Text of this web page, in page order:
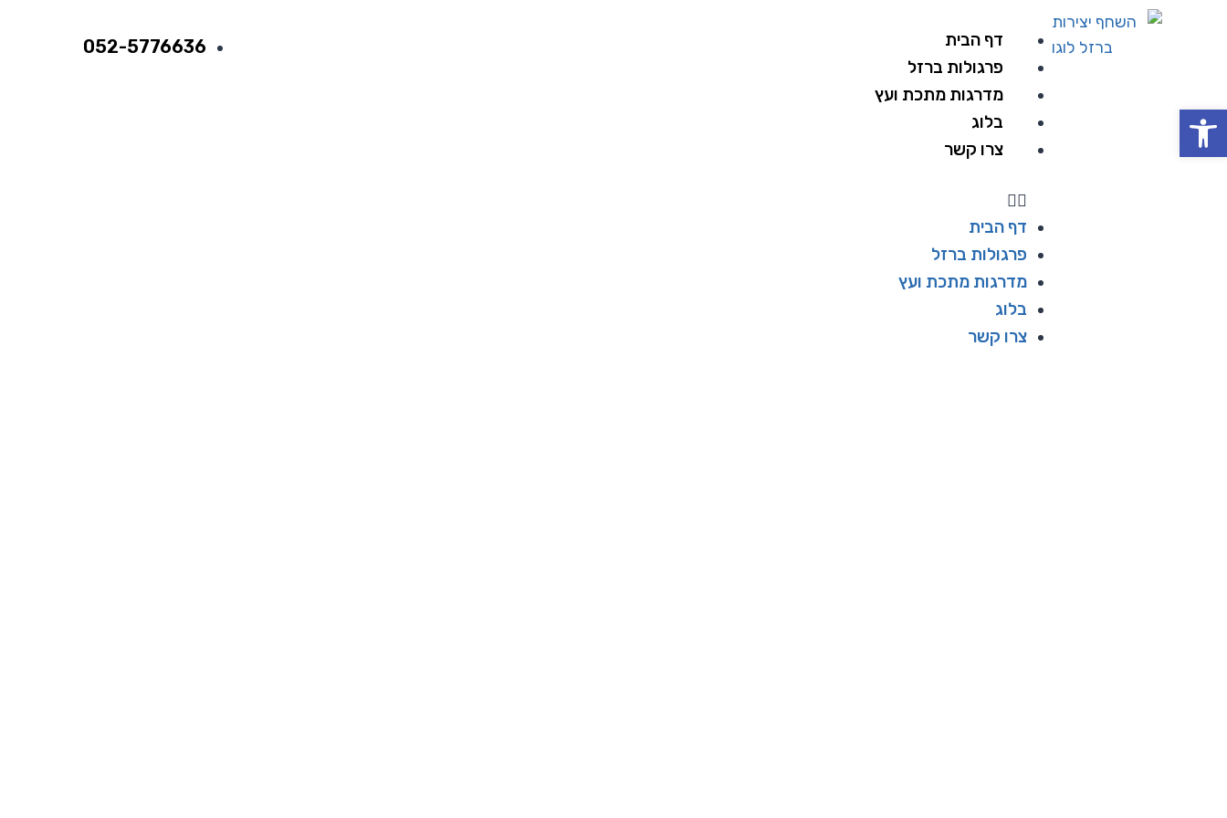
דף הבית
פרגולות ברזל
מדרגות מתכת ועץ
בלוג
צרו קשר
דף הבית
פרגולות ברזל
מדרגות מתכת ועץ
בלוג
צרו קשר
052-5776636
פתח סרגל נגישות